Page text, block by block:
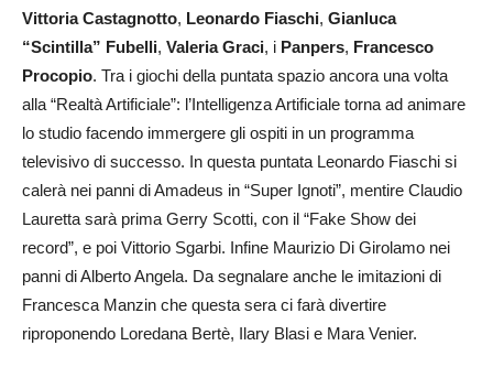
Vittoria Castagnotto, Leonardo Fiaschi, Gianluca
“Scintilla” Fubelli, Valeria Graci, i Panpers, Francesco
Procopio. Tra i giochi della puntata spazio ancora una volta
alla “Realtà Artificiale”: l’Intelligenza Artificiale torna ad animare
lo studio facendo immergere gli ospiti in un programma
televisivo di successo. In questa puntata Leonardo Fiaschi si
calerà nei panni di Amadeus in “Super Ignoti”, mentire Claudio
Lauretta sarà prima Gerry Scotti, con il “Fake Show dei
record”, e poi Vittorio Sgarbi. Infine Maurizio Di Girolamo nei
panni di Alberto Angela. Da segnalare anche le imitazioni di
Francesca Manzin che questa sera ci farà divertire
riproponendo Loredana Bertè, Ilary Blasi e Mara Venier.